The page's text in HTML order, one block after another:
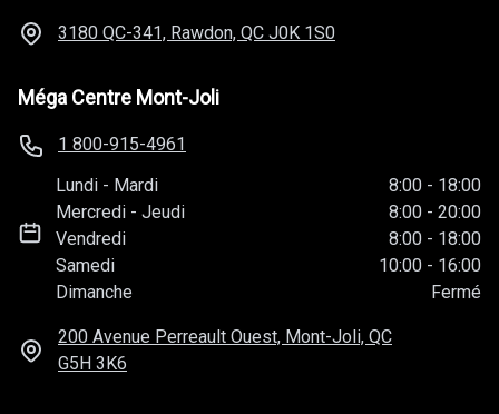
3180 QC-341, Rawdon, QC J0K 1S0
Méga Centre Mont-Joli
1 800-915-4961
Lundi - Mardi 8:00 - 18:00
Mercredi -Jeudi 8:00 - 20:00
Vendredi
8:00 - 18:00
Samedi
10:00 - 16:00
Dimanche
Fermé
200 Avenue Perreault Ouest, Mont-Joli, QC
G5H 3K6